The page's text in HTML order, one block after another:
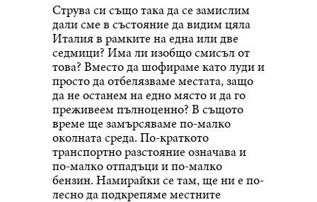
Струва си също така да се замислим
дали сме в състояние да видим цяла
Италия в рамките на една или две
седмици? Има ли изобщо смисъл от
това? Вместо да шофираме като луди и
просто да отбелязваме местата, защо
да не останем на едно място и да го
преживеем пълноценно? В същото
време ще замърсяваме по-малко
околната среда. По-краткото
транспортно разстояние означава и
по-малко отпадъци и по-малко
бензин. Намирайки се там, ще ни е по-
лесно да подкрепяме местните